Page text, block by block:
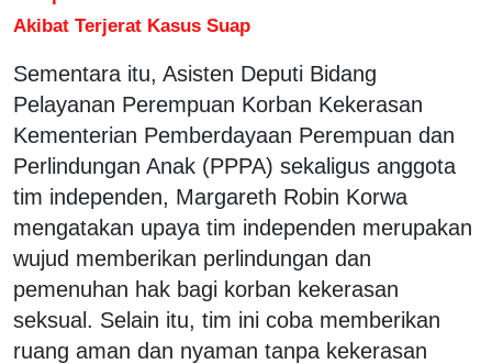
Akibat Terjerat Kasus Suap
Sementara itu, Asisten Deputi Bidang
Pelayanan Perempuan Korban Kekerasan
Kementerian Pemberdayaan Perempuan dan
Perlindungan Anak (PPPA) sekaligus anggota
tim independen, Margareth Robin Korwa
mengatakan upaya tim independen merupakan
wujud memberikan perlindungan dan
pemenuhan hak bagi korban kekerasan
seksual. Selain itu, tim ini coba memberikan
ruang aman dan nyaman tanpa kekerasan